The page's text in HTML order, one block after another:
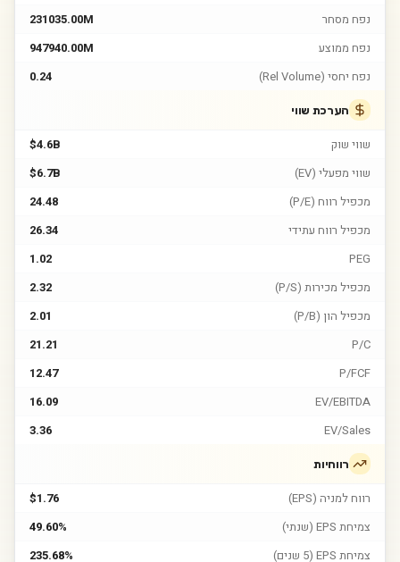
נפח מסחר
231035.00M
נפח ממוצע
947940.00M
נפח יחסי (Rel Volume)
0.24
הערכת שווי
שווי שוק
$4.6B
שווי מפעלי (EV)
$6.7B
מכפיל רווח (P/E)
24.48
מכפיל רווח עתידי
26.34
PEG
1.02
מכפיל מכירות (P/S)
2.32
מכפיל הון (P/B)
2.01
P/C
21.21
P/FCF
12.47
EV/EBITDA
16.09
EV/Sales
3.36
רווחיות
רווח למניה (EPS)
$1.76
צמיחת EPS (שנתי)
49.60%
צמיחת EPS (5 שנים)
235.68%